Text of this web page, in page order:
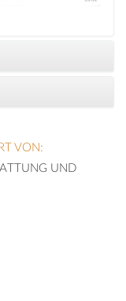
VON:
UND